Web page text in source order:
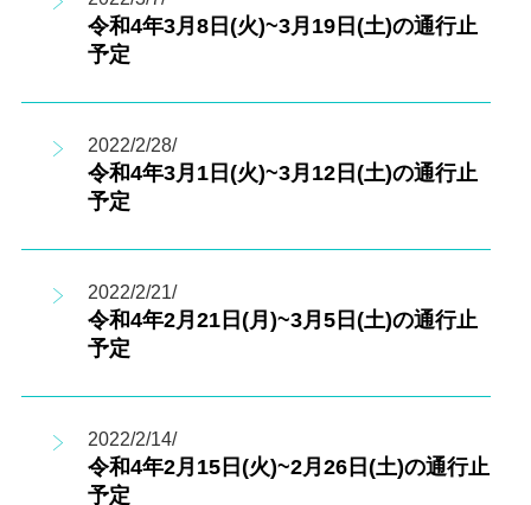
令和4年3月8日(火)~3月19日(土)の通行止
予定
2022/2/28/
令和4年3月1日(火)~3月12日(土)の通行止
予定
2022/2/21/
令和4年2月21日(月)~3月5日(土)の通行止
予定
2022/2/14/
令和4年2月15日(火)~2月26日(土)の通行止
予定